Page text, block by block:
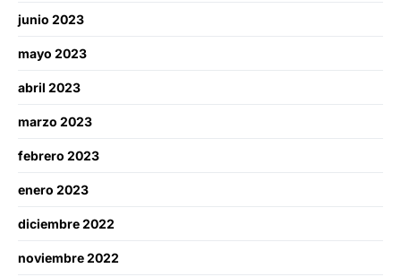
junio 2023
mayo 2023
abril 2023
marzo 2023
febrero 2023
enero 2023
diciembre 2022
noviembre 2022